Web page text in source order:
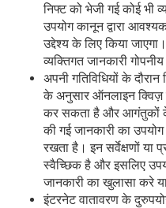
निफ्ट को भेजी गई कोई भी
उपयोग कानून द्वारा
उद्देश्य के लिए किया
व्यक्तिगत जानकारी
अपनी गतिविधियों के
के अनुसार ऑनलाइन क्विज़
कर सकता है और आगंतुकों
की गई जानकारी का
रखता है। इन सर्वेक्षणों या
स्वैच्छिक है और इसलिए
जानकारी का खुलासा करे
इंटरनेट वातावरण के